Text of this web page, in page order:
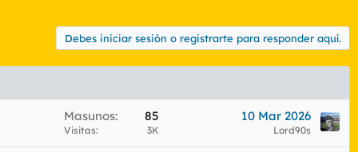
Debes iniciar sesión o registrarte para responder aquí.
Masunos 85
Visitas 3K
10 Mar 2026
Lord90s